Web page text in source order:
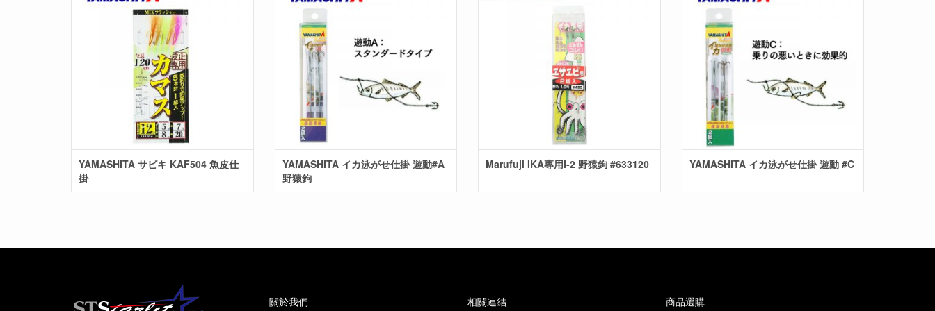
YAMASHITA サビキ KAF504 魚皮仕
掛
YAMASHITA イカ泳がせ仕掛 遊動#A
野猿鉤
Marufuji IKA專用I-2 野猿鉤 #633120 YAMASHITA イカ泳がせ仕掛 遊動 #C
關於我們 相關連結 商品選購